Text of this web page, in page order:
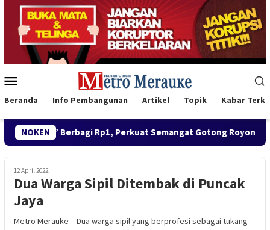
Loncat
konten
Mobile
Beranda Info Pembangunan Artikel Topik Kabar
NOKEN
Rp1, Perkuat Semangat Gotong Royong Jelang HUT ke-81 RI
12 April 2022
Dua Warga Sipil Ditembak di Puncak
Jaya
Metro Merauke – Dua warga sipil yang berprofesi sebagai tukang